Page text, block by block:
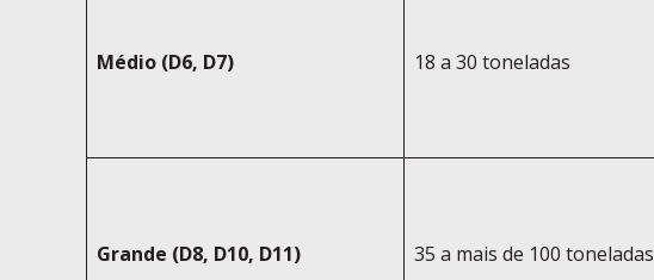
Médio (D6, D7) 18 a 30 toneladas
Grande (D8, D10, D11) 35 a mais de 100 toneladas